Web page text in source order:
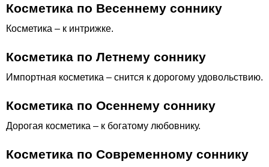
Косметика по Весеннему соннику
Косметика – к интрижке.
Косметика по Летнему соннику
Импортная косметика – снится к дорогому удовольствию.
Косметика по Осеннему соннику
Дорогая косметика – к богатому любовнику.
Косметика по Современному соннику